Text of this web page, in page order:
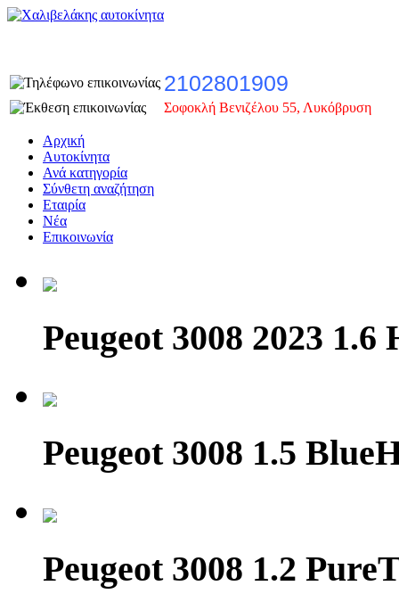
2102801909
Σοφοκλή Βενιζέλου 55, Λυκόβρυση
Αρχική
Αυτοκίνητα
Ανά κατηγορία
Σύνθετη αναζήτηση
Εταιρία
Νέα
Επικοινωνία
Peugeot 3008 2023
Peugeot 3008 1.5
Peugeot 3008 1.2